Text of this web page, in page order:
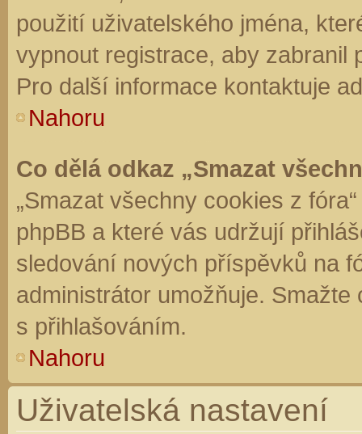
použití uživatelského jména,
vypnout registrace, aby zabranil
Pro další informace kontaktuje
Nahoru
Co dělá odkaz „Smazat
„Smazat všechny cookies z
phpBB a které vás udržují
sledování nových příspěvků na
administrátor umožňuje.
s přihlašováním.
Nahoru
Uživatelská nastavení